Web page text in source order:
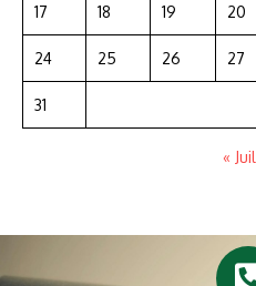
17 18 19 20
24 25 26 27
31
« Juil